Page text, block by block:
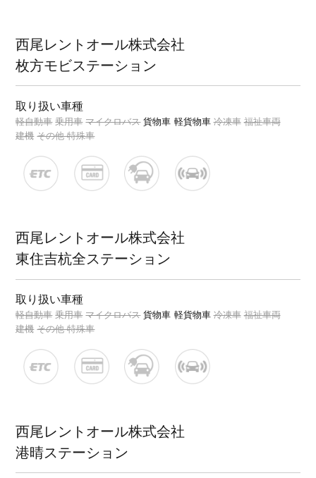
西尾レントオール株式会社
枚方モビステーション
取り扱い車種
軽自動車 乗用車 マイクロバス 貨物車 軽貨物車 冷凍車 福祉車両
建機 その他 特殊車
西尾レントオール株式会社
東住吉杭全ステーション
取り扱い車種
軽自動車 乗用車 マイクロバス 貨物車 軽貨物車 冷凍車 福祉車両
建機 その他 特殊車
西尾レントオール株式会社
港晴ステーション